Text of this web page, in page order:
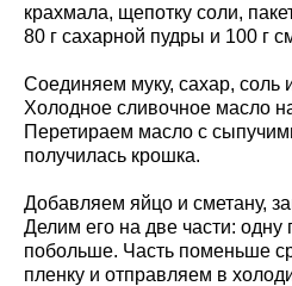
крахмала, щепотку соли,
80 г сахарной пудры и 100 г
Соединяем муку, сахар, соль
Холодное сливочное масло
Перетираем масло с
получилась крошка.
Добавляем яйцо и сметану,
Делим его на две части:
побольше. Часть поменьше
пленку и отправляем в